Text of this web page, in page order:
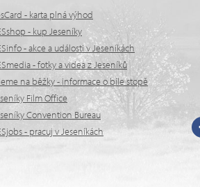
- karta plná výhod
- kup Jeseníky
- akce a události v Jeseníkách
- fotky a videa z Jeseníků
na běžky - informace o bíle stopě
Film Office
Convention Bureau
- pracuj v Jeseníkách